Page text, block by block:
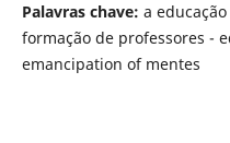
Palavras chave: a
formação de professores -
emancipation of mentes